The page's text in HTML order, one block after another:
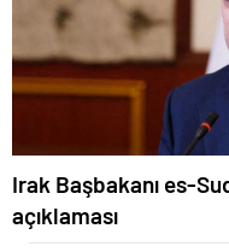
Irak Başbakanı es-
açıklaması